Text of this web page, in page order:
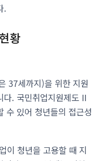
.
황
37세까지)을 위한 지원
다. 국민취업지원제도 II
수 있어 청년들의 접근성
이 청년을 고용할 때 지